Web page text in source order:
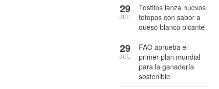
Tostitos lanza nuevos
totopos con sabor a
queso blanco picante
29
JUL
FAO aprueba el
primer plan mundial
para la ganadería
sostenible
29
JUL